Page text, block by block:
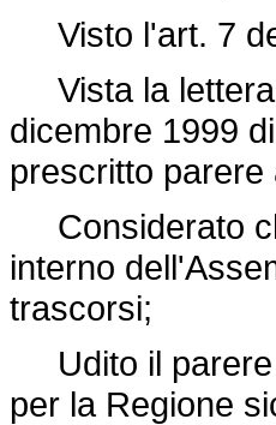
Visto l'art. 7
Vista la lettera
dicembre 1999
prescritto parere
Considerato
interno
trascorsi;
Udito il parere
per la Regione